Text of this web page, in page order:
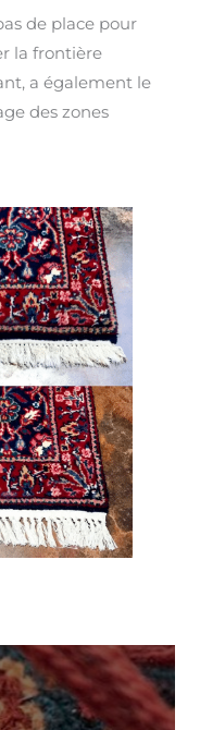
de place pour
la frontière
a également le
des zones